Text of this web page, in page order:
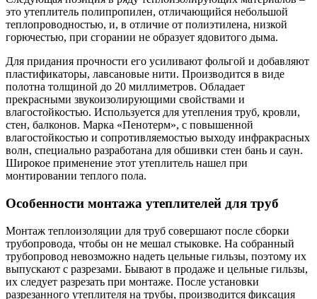
это утеплитель полипропилен, отличающийся небольшой
теплопроводностью, и, в отличие от полиэтилена, низкой
горючестью, при сгорании не образует ядовитого дыма.
Для придания прочности его усиливают фольгой и добавляют
пластификаторы, лавсановые нити. Производится в виде
полотна толщиной до 20 миллиметров. Обладает
прекрасными звукоизолирующими свойствами и
влагостойкостью. Используется для утепления труб, кровли,
стен, балконов. Марка «Пенотерм», с повышенной
влагостойкостью и сопротивляемостью выходу инфракрасных
волн, специально разработана для обшивки стен бань и саун.
Широкое применение этот утеплитель нашел при
монтировании теплого пола.
Особенности монтажа утеплителей для труб
Монтаж теплоизоляции для труб совершают после сборки
трубопровода, чтобы он не мешал стыковке. На собранный
трубопровод невозможно надеть цельные гильзы, поэтому их
выпускают с разрезами. Бывают в продаже и цельные гильзы,
их следует разрезать при монтаже. После установки
разрезанного утеплителя на трубы, производится фиксация